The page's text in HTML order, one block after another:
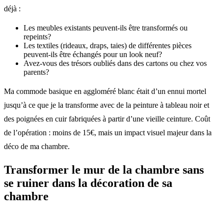
déjà :
Les meubles existants peuvent-ils être transformés ou
repeints?
Les textiles (rideaux, draps, taies) de différentes pièces
peuvent-ils être échangés pour un look neuf?
Avez-vous des trésors oubliés dans des cartons ou chez vos
parents?
Ma commode basique en aggloméré blanc était d’un ennui mortel
jusqu’à ce que je la transforme avec de la peinture à tableau noir et
des poignées en cuir fabriquées à partir d’une vieille ceinture. Coût
de l’opération : moins de 15€, mais un impact visuel majeur dans la
déco de ma chambre.
Transformer le mur de la chambre sans
se ruiner dans la décoration de sa
chambre